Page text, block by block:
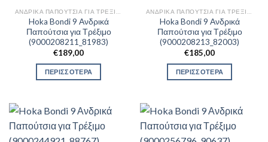
Hoka Bondi 9 Ανδρικά
Παπούτσια για Τρέξιμο
(9000208211_81983)
€189,00
ΠΕΡΙΣΣΟΤΕΡΑ
Hoka Bondi 9 Ανδρικά
Παπούτσια για Τρέξιμο
(9000208213_82003)
€185,00
ΠΕΡΙΣΣΟΤΕΡΑ